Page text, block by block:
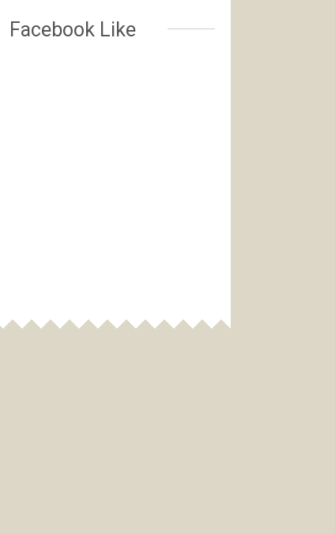
Facebook Like